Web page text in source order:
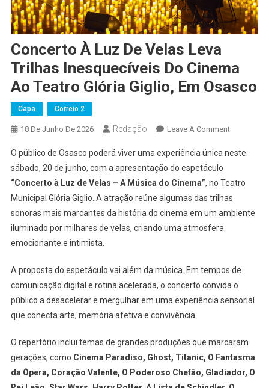
Concerto À Luz De Velas Leva
Trilhas Inesquecíveis Do Cinema
Ao Teatro Glória Giglio, Em Osasco
Capa Correio 2
18 De Junho De 2026 Redação Leave A CommentOn
À
De
Velas
Leva
Cinema
O público de Osasco poderá viver uma experiência única neste
sábado, 20 de junho, com a apresentação do espetáculo
“Concerto à Luz de Velas – A Música do Cinema”, no Teatro
Municipal Glória Giglio. A atração reúne algumas das trilhas
sonoras mais marcantes da história do cinema em um ambiente
iluminado por milhares de velas, criando uma atmosfera
emocionante e intimista.
A proposta do espetáculo vai além da música. Em tempos de
comunicação digital e rotina acelerada, o concerto convida o
público a desacelerar e mergulhar em uma experiência sensorial
que conecta arte, memória afetiva e convivência.
O repertório inclui temas de grandes produções que marcaram
gerações, como Cinema Paradiso, Ghost, Titanic, O Fantasma
da Ópera, Coração Valente, O Poderoso Chefão, Gladiador, O